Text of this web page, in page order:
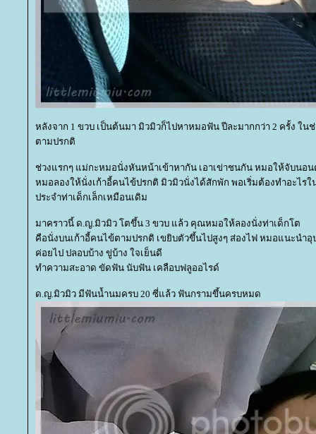
หลังจาก 1 ขวบ เป็นต้นมา มิวมิวก็ไปหาหมอฟัน ปีละมากกว่า 2 ครั้ง ใน
ตามปรกติ
ช่วงแรกๆ แม่กะหมอนั่งหันหน้าเข้าหากัน เอาเข่าชนกัน หมอให้จับนอ
หมอลองให้นั่งเก้าอี้คนไข้ปรกติ มิวมิวนั่งได้สักพัก พอเริ่มต้องทำอะไร
ประจำท่าเด็กเล็กเหมือนเดิม
มาคราวนี้ ด.ญ.มิวมิว โตขึ้น 3 ขวบ แล้ว คุณหมอให้ลองนั่งท่าเด็กโต
คือนั่งบนเก้าอี้คนไข้ตามปรกติ เขยิบตัวขึ้นไปสูงๆ ส่องไฟ หมอแนะนำอุ
ค่อยไป ปลอบบ้าง ขู่บ้าง ใจเย็นดี
ทำความสะอาด ขัดฟัน นับฟัน เคลือบฟลูออไรด์
ด.ญ.มิวมิว มีฟันน้ำนมครบ 20 ซี่แล้ว ฟันกรามขึ้นครบหมด